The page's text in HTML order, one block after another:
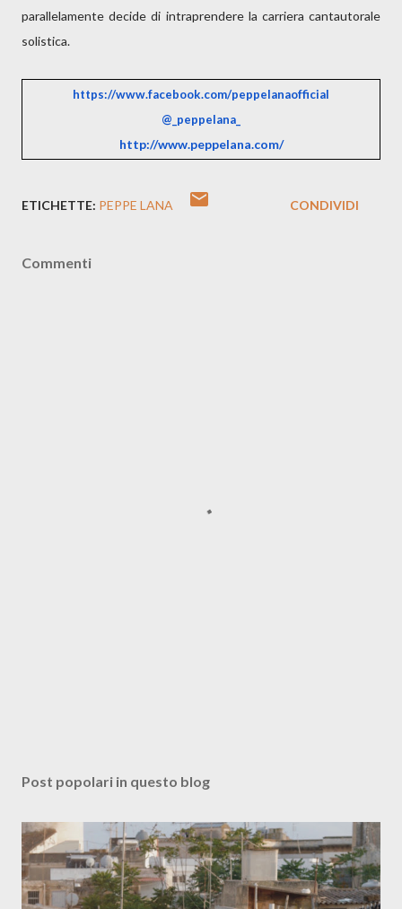
parallelamente decide di intraprendere la carriera cantautorale
solistica.
https://www.facebook.com/peppelanaofficial
@_peppelana_
http://www.peppelana.com/
ETICHETTE: PEPPE LANA CONDIVIDI
Commenti
Post popolari in questo blog